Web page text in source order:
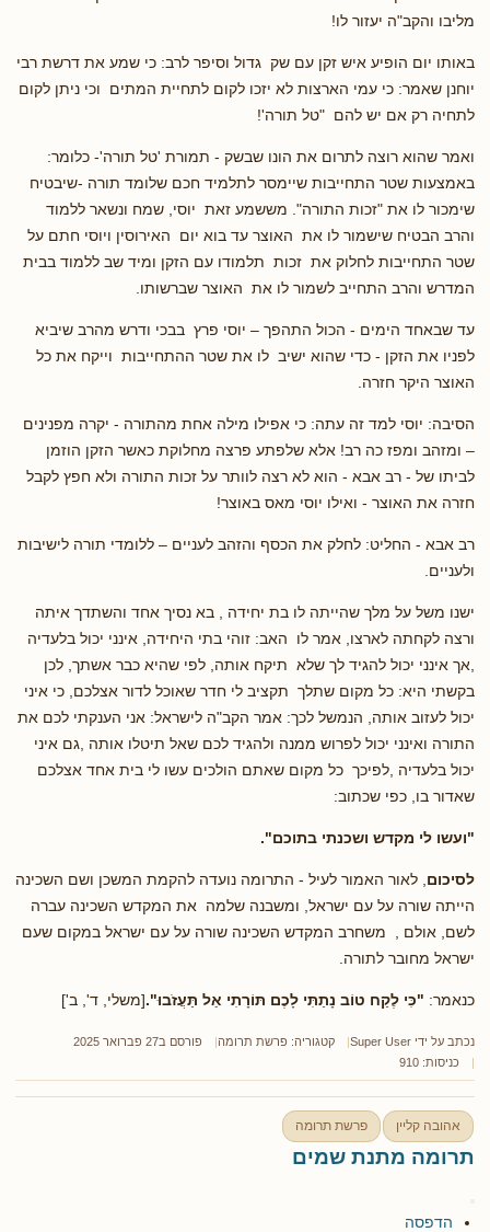
מליבו והקב"ה יעזור לו!
באותו יום הופיע איש זקן עם שק גדול וסיפר לרב: כי שמע את דרשת רבי
יוחנן שאמר: כי עמי הארצות לא יזכו לקום לתחיית המתים וכי ניתן לקום
לתחיה רק אם יש להם "טל תורה'!
ואמר שהוא רוצה לתרום את הונו שבשק - תמורת 'טל תורה'- כלומר:
באמצעות שטר התחייבות שיימסר לתלמיד חכם שלומד תורה -שיבטיח
שימכור לו את "זכות התורה". מששמע זאת יוסי, שמח ונשאר ללמוד
והרב הבטיח שישמור לו את האוצר עד בוא יום האירוסין ויוסי חתם על
שטר התחייבות לחלוק את זכות תלמודו עם הזקן ומיד שב ללמוד בבית
המדרש והרב התחייב לשמור לו את האוצר שברשותו.
עד שבאחד הימים - הכול התהפך – יוסי פרץ בבכי ודרש מהרב שיביא
לפניו את הזקן - כדי שהוא ישיב לו את שטר ההתחייבות וייקח את כל
האוצר היקר חזרה.
הסיבה: יוסי למד זה עתה: כי אפילו מילה אחת מהתורה - יקרה מפנינים
– ומזהב ומפז כה רב! אלא שלפתע פרצה מחלוקת כאשר הזקן הוזמן
לביתו של - רב אבא - הוא לא רצה לוותר על זכות התורה ולא חפץ לקבל
חזרה את האוצר - ואילו יוסי מאס באוצר!
רב אבא - החליט: לחלק את הכסף והזהב לעניים – ללומדי תורה לישיבות
ולעניים.
ישנו משל על מלך שהייתה לו בת יחידה , בא נסיך אחד והשתדך איתה
ורצה לקחתה לארצו, אמר לו האב: זוהי בתי היחידה, אינני יכול בלעדיה
,אך אינני יכול להגיד לך שלא תיקח אותה, לפי שהיא כבר אשתך, לכן
בקשתי היא: כל מקום שתלך תקציב לי חדר שאוכל לדור אצלכם, כי איני
יכול לעזוב אותה, הנמשל לכך: אמר הקב"ה לישראל: אני הענקתי לכם את
התורה ואינני יכול לפרוש ממנה ולהגיד לכם שאל תיטלו אותה ,גם איני
יכול בלעדיה ,לפיכך כל מקום שאתם הולכים עשו לי בית אחד אצלכם
שאדור בו, כפי שכתוב:
"ועשו לי מקדש ושכנתי בתוכם"
.
לסיכום, לאור האמור לעיל - התרומה נועדה להקמת המשכן ושם השכינה
הייתה שורה על עם ישראל, ומשבנה שלמה את המקדש השכינה עברה
לשם, אולם , משחרב המקדש השכינה שורה על עם ישראל במקום שעם
ישראל מחובר לתורה.
כנאמר: "כִּי לֶקַח טוֹב נָתַתִּי לָכֶם תּוֹרָתִי אַל תַּעֲזֹבוּ".[משלי, ד', ב']
נכתב על ידי Super User קטגוריה: פרשת תרומה
פורסם ב27 פברואר 2025
כניסות: 910
אהובה קליין פרשת תרומה
תרומה מתנת שמים
הדפסה